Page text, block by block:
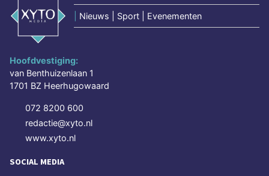
Nieuws | Sport | Evenementen
Hoofdvestiging:
van Benthuizenlaan 1
1701 BZ Heerhugowaard
072 8200 600
redactie@xyto.nl
www.xyto.nl
SOCIAL MEDIA